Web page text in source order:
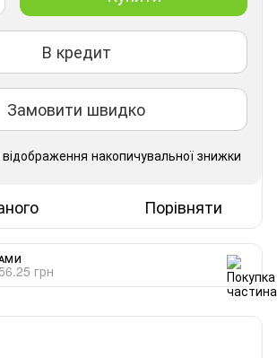
В кредит
Замовити швидко
накопичувальної знижки
Порівняти
грн